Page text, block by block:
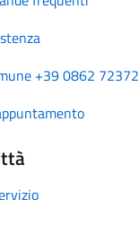
+39 0862 72372